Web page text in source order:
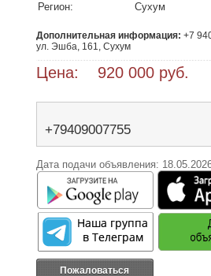
Регион:
Сухум
Дополнительная информация: +7
ул. Эшба, 161, Сухум
Цена: 920 000 руб.
+79409007755
Дата подачи объявления:
Пожаловаться